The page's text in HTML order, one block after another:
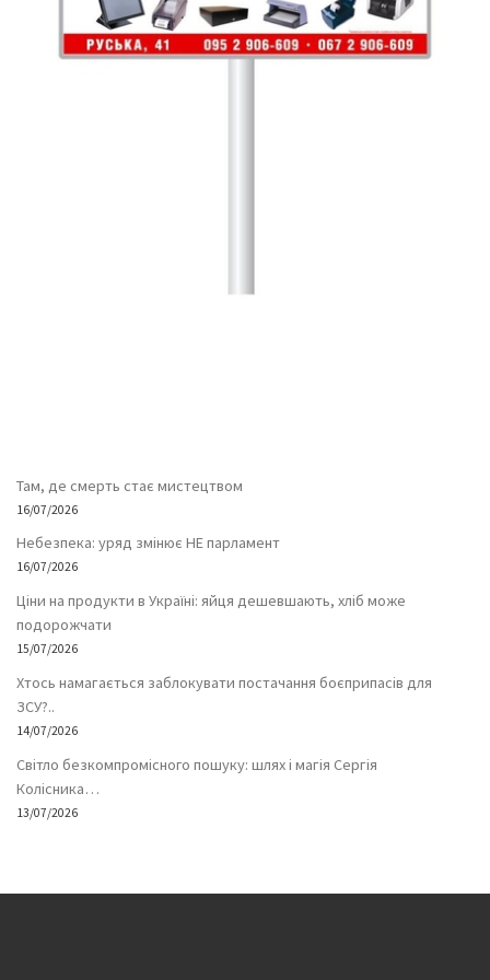
Там, де смерть стає мистецтвом
16/07/2026
Небезпека: уряд змінює НЕ парламент
16/07/2026
Ціни на продукти в Україні: яйця дешевшають, хліб може
подорожчати
15/07/2026
Хтось намагається заблокувати постачання боєприпасів для
ЗСУ?..
14/07/2026
Світло безкомпромісного пошуку: шлях і магія Сергія
Колісника…
13/07/2026